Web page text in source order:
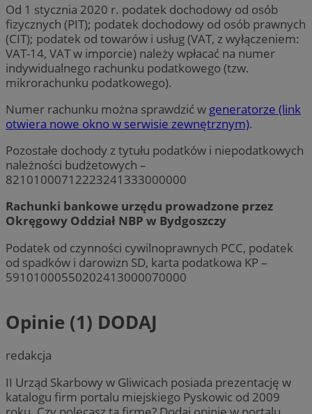
Od 1 stycznia 2020 r. podatek dochodowy od osób
fizycznych (PIT); podatek dochodowy od osób prawnych
(CIT); podatek od towarów i usług (VAT, z wyłączeniem:
VAT-14, VAT w imporcie) należy wpłacać na numer
indywidualnego rachunku podatkowego (tzw.
mikrorachunku podatkowego).
Numer rachunku można sprawdzić w generatorze (link
otwiera nowe okno w serwisie zewnętrznym).
Pozostałe dochody z tytułu podatków i niepodatkowych
należności budżetowych –
82101000712223241333000000
Rachunki bankowe urzędu prowadzone przez
Okręgowy Oddział NBP w Bydgoszczy
Podatek od czynności cywilnoprawnych PCC, podatek
od spadków i darowizn SD, karta podatkowa KP –
59101000550202413000070000
Opinie (1) DODAJ
redakcja
II Urząd Skarbowy w Gliwicach posiada prezentację w
katalogu firm portalu miejskiego Pyskowic od 2009